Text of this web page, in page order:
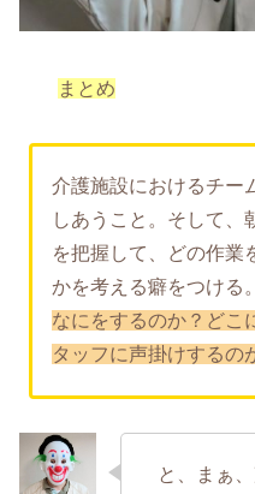
まとめ
介護施設におけるチー
しあうこと。そして、
を把握して、どの作業
かを考える癖をつける
なにをするのか？どこ
タッフに声掛けするの
と、まぁ